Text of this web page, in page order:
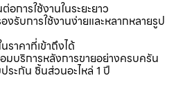
ารใช้งานในระยะยาว
รับการใช้งานง่ายและหลากหลายรูป
ราคาที่เข้าถึงได้
มบริการหลังการขายอย่างครบครัน
ะกัน ชิ้นส่วนอะไหล่ 1 ปี